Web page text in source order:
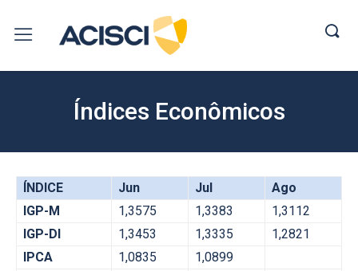
Índices Econômicos
ÍNDICE Jun Jul
Ago
IGP-M
1,3575 1,3383
1,3112
IGP-DI
1,3453 1,3335
1,2821
IPCA
1,0835
1,0899